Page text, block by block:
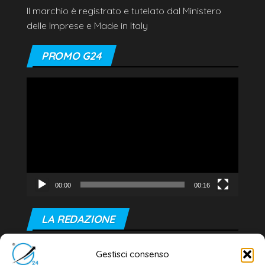
Gestisci consenso
Il marchio è registrato e tutelato dal Ministero
delle Imprese e Made in Italy
PROMO G24
00:00 00:16
LA REDAZIONE
Editore e direttore responsabile: